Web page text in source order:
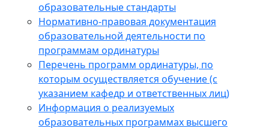
образовательные стандарты
Нормативно-правовая документация
образовательной деятельности по
программам ординатуры
Перечень программ ординатуры, по
которым осуществляется обучение (с
указанием кафедр и ответственных лиц)
Информация о реализуемых
образовательных программах высшего